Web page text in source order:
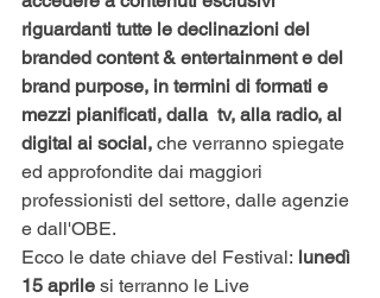
riguardanti tutte le declinazioni del
branded content & entertainment e del
brand purpose, in termini di formati e
mezzi pianificati, dalla  tv, alla radio, al
digital ai social, che verranno spiegate
ed approfondite dai maggiori
professionisti del settore, dalle agenzie
e dall'OBE.
Ecco le date chiave del Festival: lunedì
15 aprile si terranno le Live